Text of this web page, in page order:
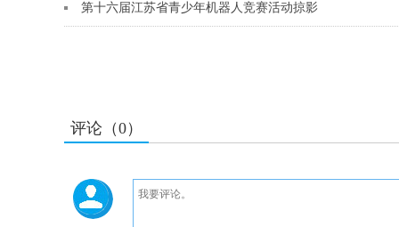
第十六届江苏省青少年机器人竞赛活动掠影
评论（0）